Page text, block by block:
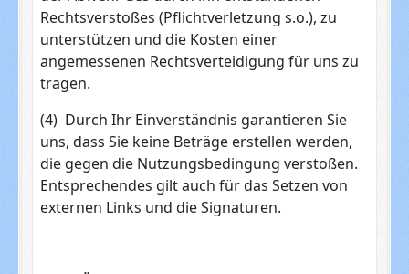
Rechtsverstoßes (Pflichtverletzung s.o.), zu
unterstützen und die Kosten einer
angemessenen Rechtsverteidigung für uns zu
tragen.
(4) Durch Ihr Einverständnis garantieren Sie
uns, dass Sie keine Beträge erstellen werden,
die gegen die Nutzungsbedingung verstoßen.
Entsprechendes gilt auch für das Setzen von
externen Links und die Signaturen.